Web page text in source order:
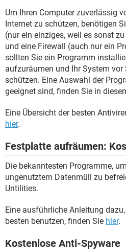
Um Ihren Computer zuverlässig
Internet zu schützen, benötigen
(nur ein einziges, weil es sonst
und eine Firewall (auch nur ein
sollten Sie ein Programm
aufzuräumen und Ihr System vor
schützen. Eine Auswahl der
geeignet sind, finden Sie in
Eine Übersicht der besten
hier.
Festplatte aufräumen:
Die bekanntesten Programme,
ungenutztem Datenmüll zu
Untilities.
Eine ausführliche Anleitung
besten benutzen, finden Sie hier.
Kostenlose Anti-Spyware